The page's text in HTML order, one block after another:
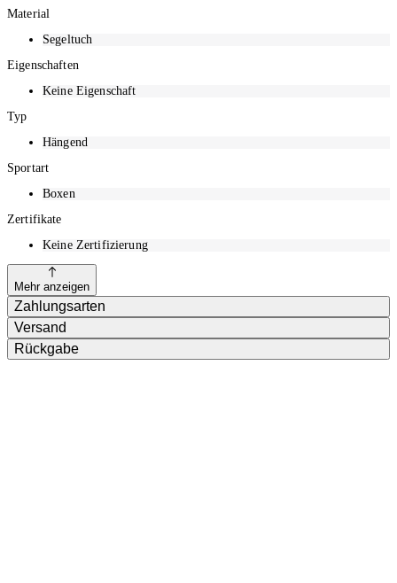
Material
Segeltuch
Eigenschaften
Keine Eigenschaft
Typ
Hängend
Sportart
Boxen
Zertifikate
Keine Zertifizierung
Mehr anzeigen
Zahlungsarten
Versand
Rückgabe